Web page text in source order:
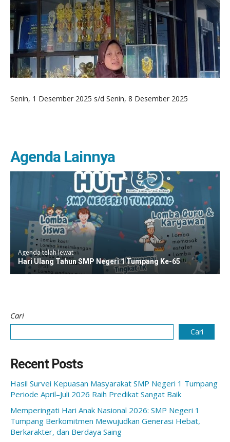
Senin, 1 Desember 2025 s/d Senin, 8 Desember 2025
Agenda Lainnya
Agenda telah lewat
Hari Ulang Tahun SMP Negeri 1 Tumpang Ke-65
Cari
Cari
Recent Posts
Hasil Survei Kepuasan Masyarakat SMP Negeri 1 Tumpang
Periode April–Juli 2026 Raih Predikat Sangat Baik
Memperingati Hari Anak Nasional 2026: SMP Negeri 1
Tumpang Berkomitmen Mewujudkan Generasi Hebat,
Berkarakter, dan Berdaya Saing